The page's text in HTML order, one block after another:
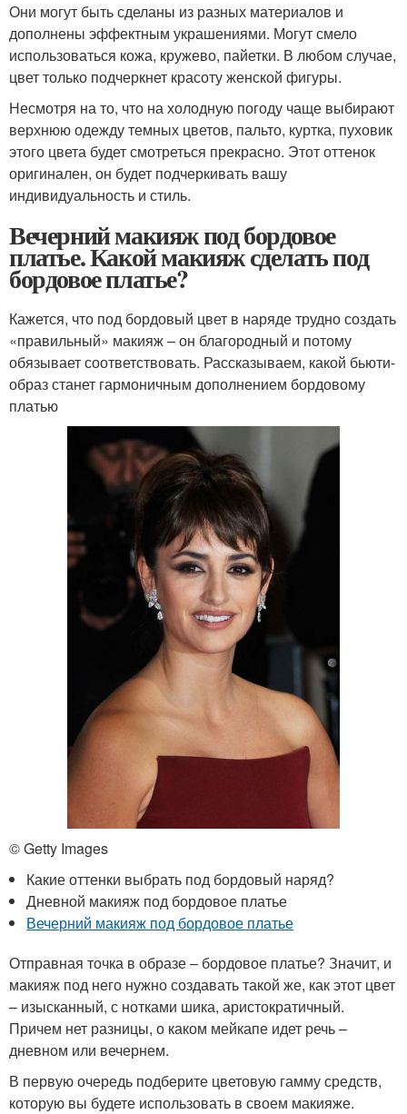
Они могут быть сделаны из разных материалов и
дополнены эффектным украшениями. Могут смело
использоваться кожа, кружево, пайетки. В любом случае,
цвет только подчеркнет красоту женской фигуры.
Несмотря на то, что на холодную погоду чаще выбирают
верхнюю одежду темных цветов, пальто, куртка, пуховик
этого цвета будет смотреться прекрасно. Этот оттенок
оригинален, он будет подчеркивать вашу
индивидуальность и стиль.
Вечерний макияж под бордовое
платье. Какой макияж сделать под
бордовое платье?
Кажется, что под бордовый цвет в наряде трудно создать
«правильный» макияж – он благородный и потому
обязывает соответствовать. Рассказываем, какой бьюти-
образ станет гармоничным дополнением бордовому
платью
© Getty Images
Какие оттенки выбрать под бордовый наряд?
Дневной макияж под бордовое платье
Вечерний макияж под бордовое платье
Отправная точка в образе – бордовое платье? Значит, и
макияж под него нужно создавать такой же, как этот цвет
– изысканный, с нотками шика, аристократичный.
Причем нет разницы, о каком мейкапе идет речь –
дневном или вечернем.
В первую очередь подберите цветовую гамму средств,
которую вы будете использовать в своем макияже.